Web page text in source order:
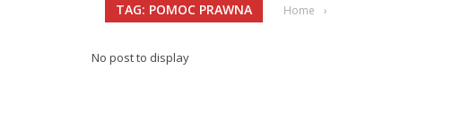
TAG: POMOC PRAWNA Home ›
No post to display